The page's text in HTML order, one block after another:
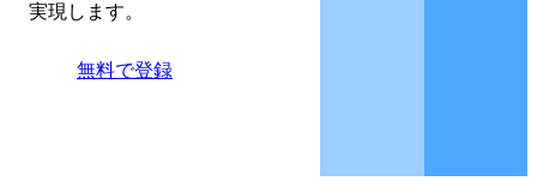
実現します。
無料で登録